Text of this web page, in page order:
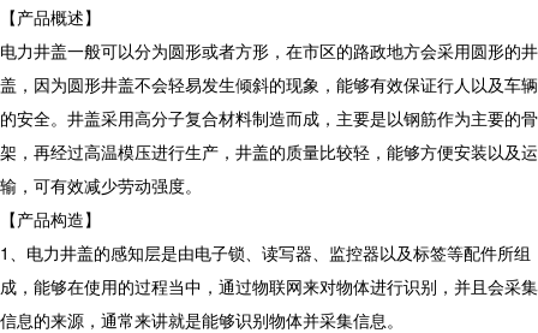
【产品概述】
电力井盖一般可以分为圆形或者方形，在市区的路政地方会采用圆形的井
盖，因为圆形井盖不会轻易发生倾斜的现象，能够有效保证行人以及车辆
的安全。井盖采用高分子复合材料制造而成，主要是以钢筋作为主要的骨
架，再经过高温模压进行生产，井盖的质量比较轻，能够方便安装以及运
输，可有效减少劳动强度。
【产品构造】
1、电力井盖的感知层是由电子锁、读写器、监控器以及标签等配件所组
成，能够在使用的过程当中，通过物联网来对物体进行识别，并且会采集
信息的来源，通常来讲就是能够识别物体并采集信息。